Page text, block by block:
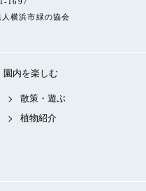
横浜市緑の協会
園内を楽しむ
散策・遊ぶ
植物紹介